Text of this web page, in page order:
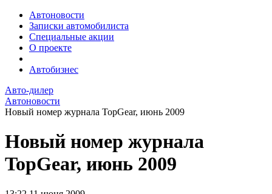
Автоновости
Записки автомобилиста
Специальные акции
О проекте
Автобизнес
Авто-дилер
Автоновости
Новый номер журнала TopGear, июнь 2009
Новый номер журнала
TopGear, июнь 2009